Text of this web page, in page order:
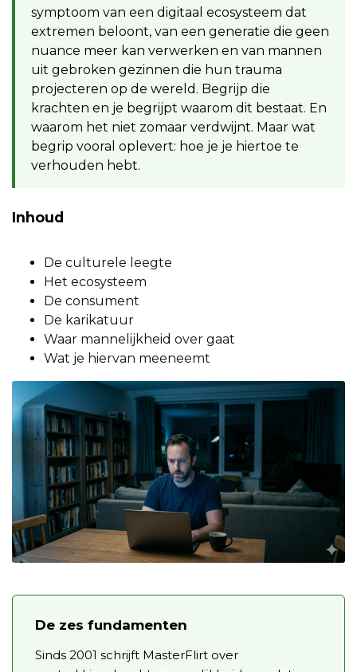
symptoom van een digitaal ecosysteem dat
extremen beloont, van een generatie die geen
nuance meer kan verwerken en van mannen
uit gebroken gezinnen die hun trauma
projecteren op de wereld. Begrijp die
krachten en je begrijpt waarom dit bestaat. En
waarom het niet zomaar verdwijnt. Maar wat
begrip vooral oplevert: hoe je je hiertoe te
verhouden hebt.
Inhoud
De culturele leegte
Het ecosysteem
De consument
De karikatuur
Waar mannelijkheid over gaat
Wat je hiervan meeneemt
De zes fundamenten
Sinds 2001 schrijft MasterFlirt over